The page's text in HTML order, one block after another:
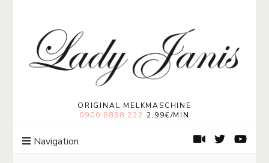
Lady Janis
ORIGINAL MELKMASCHINE
0900 8888 222 2,99€/MIN
Navigation